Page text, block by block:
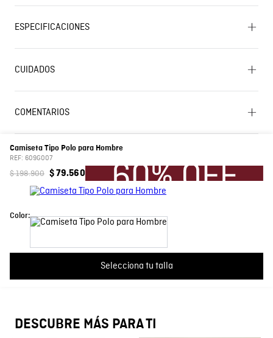
Camiseta Tipo Polo para Hombre
REF: 609G007
$198.900 $ 79.560
Color:
Selecciona tu talla
ESPECIFICACIONES
Planchar a una temperatura máxima de la base de 110
ºC, sin vapor. Planchar con vapor puede causar daño
OTROS: Lavar separadamente. LAVADO: Temperatura
OTROS: No remojar. CUIDADO TEXTIL PROFESIONAL: No
sombra. SECADO: No secar en máquina. OTROS: Lavar
por el revés. OTROS: No retorcer ni exprimir. OTROS: No
Prenda: 96% Algodon 4% Elastano
Cuello
Fabricante / importador
CUIDADOS
COMENTARIOS
Cargando el resumen…
Por favor, inicia sesión para escribir un comentario.
Más reciente Todos
DESCUBRE MÁS PARA TI